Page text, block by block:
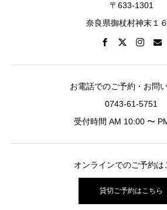
〒633-1301
奈良県御杖村神末１
お電話でのご予約・お問
0743-61-5751
受付時間 AM 10:00 〜
オンラインでのご予約は
貸切ご予約はこちら